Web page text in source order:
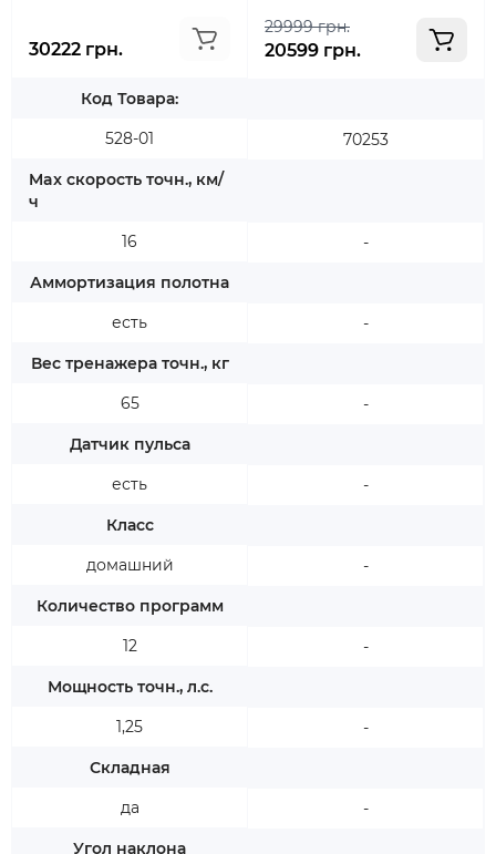
30222 грн.
Код Товара:
528-01
Max скорость точн., км/
ч
16
Аммортизация полотна
есть
Вес тренажера точн., кг
65
Датчик пульса
есть
Класс
домашний
Количество программ
12
Мощность точн., л.с.
1,25
Складная
да
Угол наклона
29999 грн.
20599 грн.
70253
-
-
-
-
-
-
-
-